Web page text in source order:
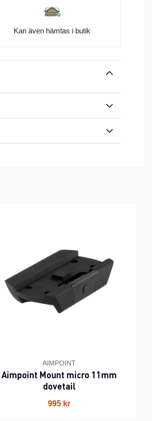
Kan även hämtas i butik
BETYG 0
AIMPOINT
Aimpoint Mount micro 11mm
dovetail
995 kr